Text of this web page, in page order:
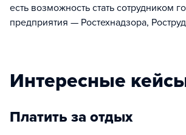
есть возможность стать сотрудником
предприятия — Ростехнадзора,
Интересные
Платить за отдых